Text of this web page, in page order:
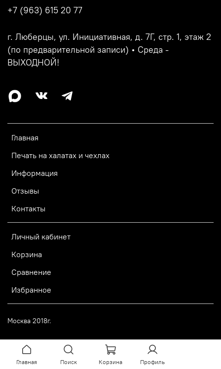
Главная
Печать на халатах и чехлах
Информация
Отзывы
Контакты
Личный кабинет
Корзина
Сравнение
Избранное
+7 (963) 615 20 77
г. Люберцы, ул. Инициативная, д. 7Г, стр. 1, этаж 2
(по предварительной записи) • Среда -
ВЫХОДНОЙ!
Москва 2018г.
Главная Поиск Корзина Профиль